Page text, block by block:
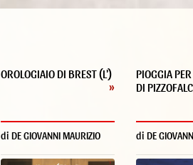
OROLOGIAIO DI BREST (L')
»
di DE GIOVANNI MAURIZIO
PIOGGIA
DI
di DE